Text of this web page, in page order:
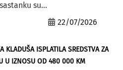
su...
22/07/2026
KLADUŠA ISPLATILA SREDSTVA ZA
U IZNOSU OD 480 000 KM